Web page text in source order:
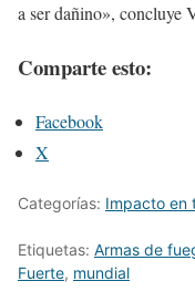
a ser dañino», concluye
Comparte esto:
Facebook
X
Categorías: Impacto en
Etiquetas: Armas de
Fuerte, mundial